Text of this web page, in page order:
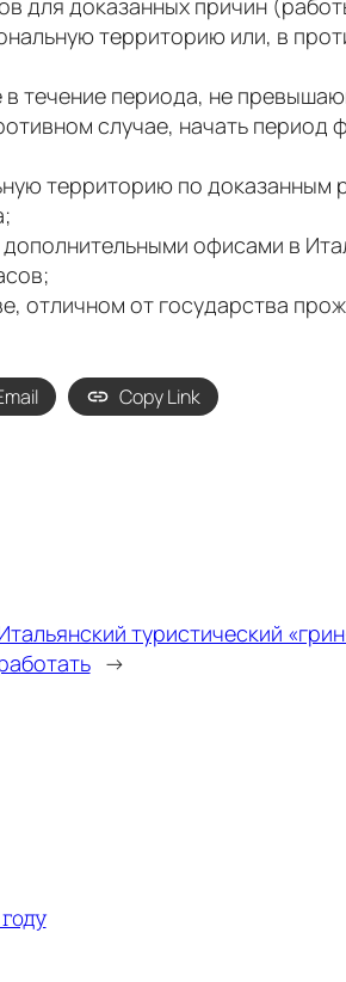
доказанных причин
территорию или, в
периода, не
случае, начать период
территорию по
офисами в
отличном от государства
Copy Link
туристический
→